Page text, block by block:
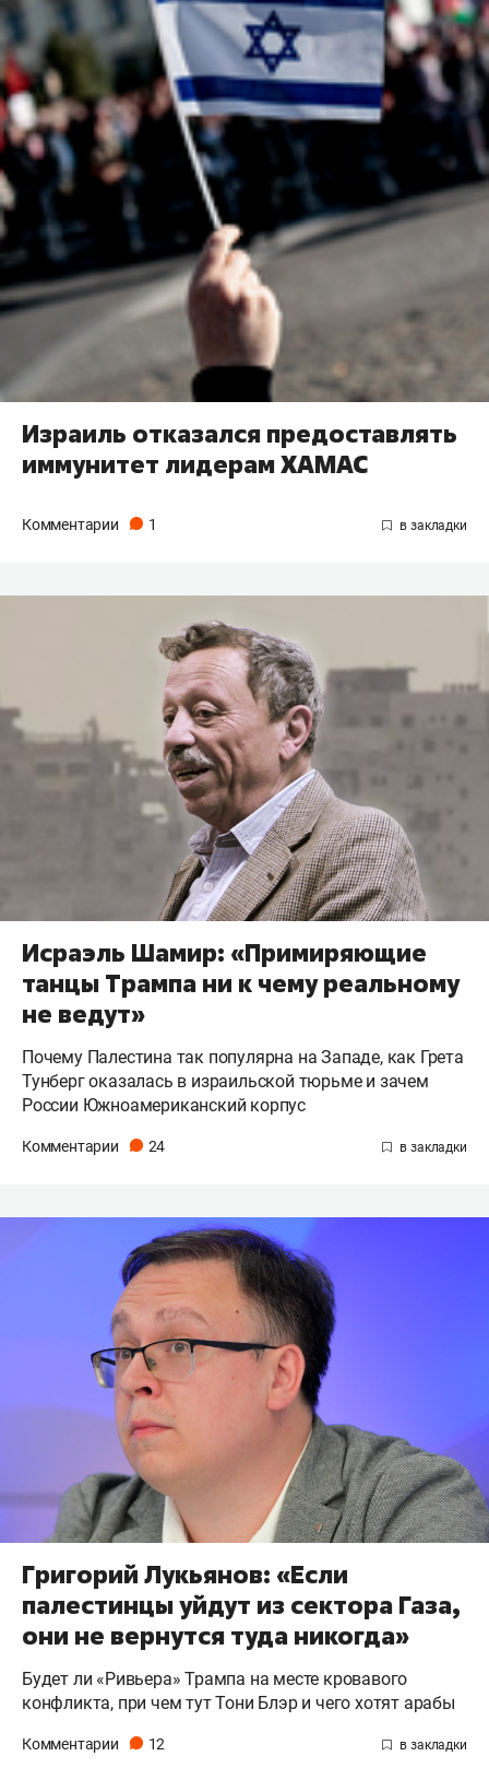
Израиль отказался предоставлять
иммунитет лидерам ХАМАС
Комментарии 1
Исраэль Шамир: «Примиряющие
танцы Трампа ни к чему реальному
не ведут»
Почему Палестина так популярна на Западе, как Грета
Тунберг оказалась в израильской тюрьме и зачем
России Южноамериканский корпус
Комментарии 24
Григорий Лукьянов: «Если
палестинцы уйдут из сектора Газа,
они не вернутся туда никогда»
Будет ли «Ривьера» Трампа на месте кровавого
конфликта, при чем тут Тони Блэр и чего хотят арабы
Комментарии 12